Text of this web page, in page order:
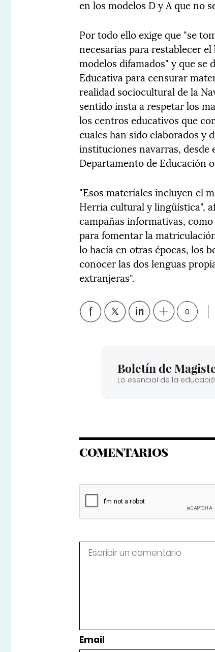
en los modelos D y A que no
Por todo ello exige que "se
necesarias para restablecer
modelos difamados" y que se
Educativa para censurar
realidad sociocultural de la
sentido insta a respetar los
los centros educativos que
cuales han sido elaborados y
instituciones navarras, desde
Departamento de Educación
"Esos materiales incluyen el
Herria cultural y lingüística",
campañas informativas,
para fomentar la
lo hacía en otras épocas, los
conocer las dos lenguas
extranjeras".
0
Boletín de
Lo esencial de la
COMENTARIOS
Email